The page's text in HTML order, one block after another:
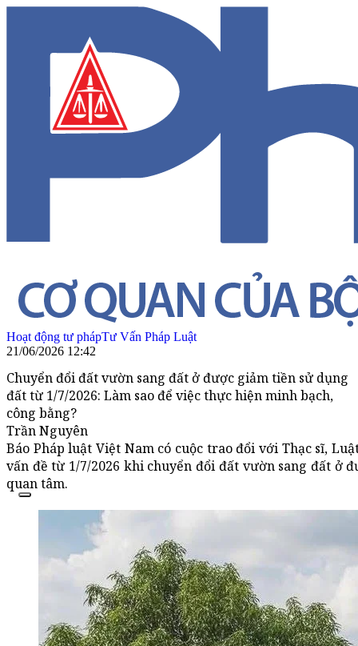
Hoạt động tư phápTư Vấn Pháp Luật
21/06/2026 12:42
Chuyển đổi đất vườn sang đất ở được giảm tiền sử dụng
đất từ 1/7/2026: Làm sao để việc thực hiện minh bạch,
công bằng?
Trần Nguyên
Báo Pháp luật Việt Nam có cuộc trao đổi với Thạc sĩ,
vấn đề từ 1/7/2026 khi chuyển đổi đất vườn sang đất ở
quan tâm.